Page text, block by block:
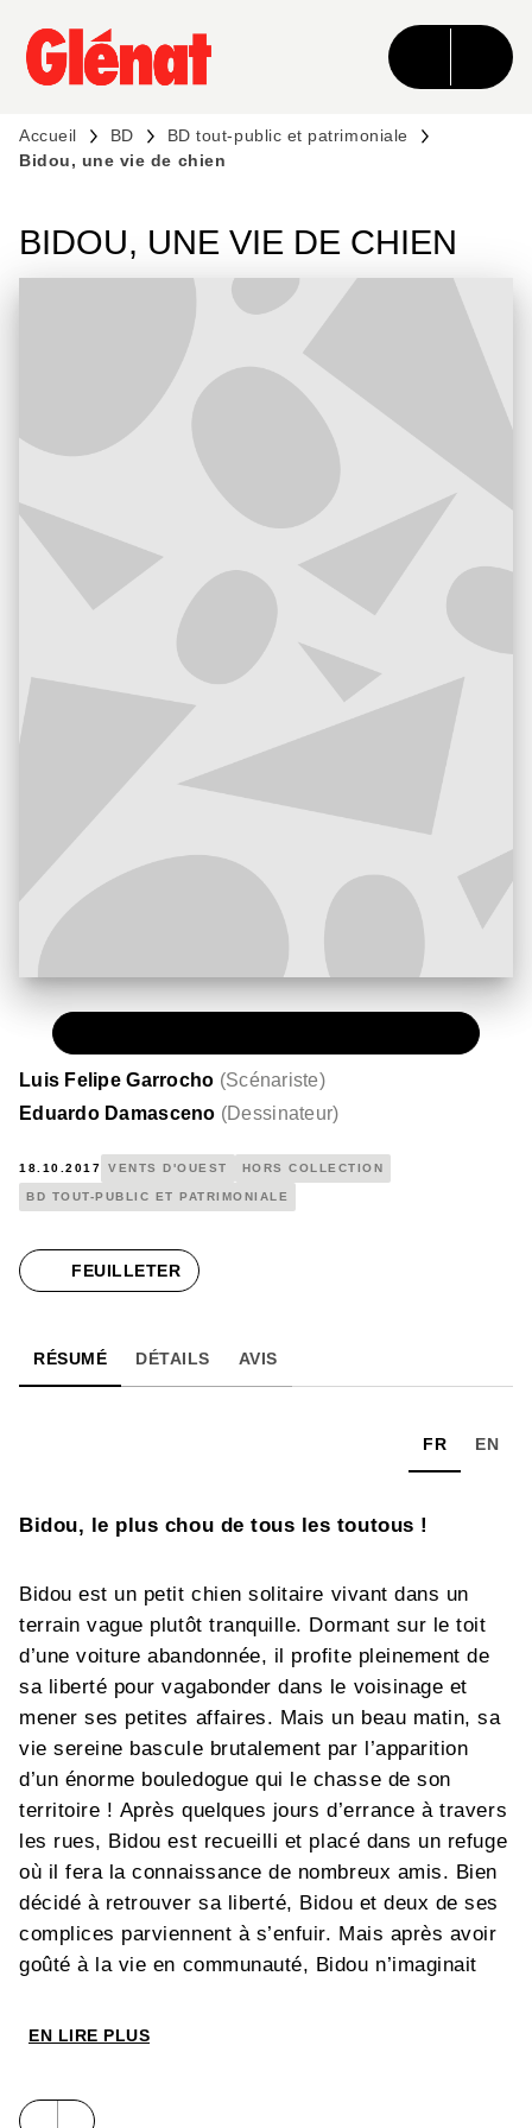
MENU RECHERCHE CONTENU
PIED DE PAGE
Accueil BD
BD tout-public et patrimoniale
Bidou, une vie de chien
BIDOU, UNE VIE DE CHIEN
Luis Felipe Garrocho (Scénariste)
Eduardo Damasceno (Dessinateur)
18.10.2017 VENTS D'OUEST HORS COLLECTION
BD TOUT-PUBLIC ET PATRIMONIALE
FEUILLETER
RÉSUMÉ DÉTAILS AVIS
FR EN
Bidou, le plus chou de tous les toutous !
Bidou est un petit chien solitaire vivant dans un
terrain vague plutôt tranquille. Dormant sur le toit
d’une voiture abandonnée, il profite pleinement de
sa liberté pour vagabonder dans le voisinage et
mener ses petites affaires. Mais un beau matin, sa
vie sereine bascule brutalement par l’apparition
d’un énorme bouledogue qui le chasse de son
territoire ! Après quelques jours d’errance à travers
les rues, Bidou est recueilli et placé dans un refuge
où il fera la connaissance de nombreux amis. Bien
décidé à retrouver sa liberté, Bidou et deux de ses
complices parviennent à s’enfuir. Mais après avoir
goûté à la vie en communauté, Bidou n’imaginait
surmonter. Heureusement, quelque part dans la
EN LIRE PLUS